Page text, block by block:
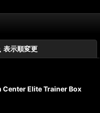
表示順変更
Center Elite Trainer Box